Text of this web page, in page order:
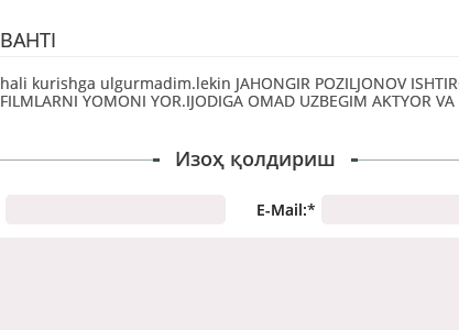
BAHTI
hali kurishga ulgurmadim.lekin JAHONGIR POZILJONOV
FILMLARNI YOMONI YOR.IJODIGA OMAD UZBEGIM AKTYOR VA
Изоҳ қолдириш
E-Mail:*